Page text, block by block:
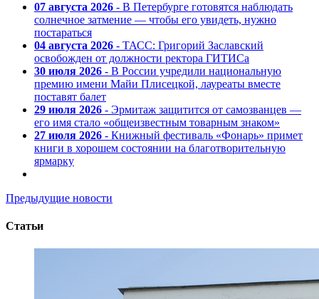
07 августа 2026 - В Петербурге готовятся наблюдать
солнечное затмение — чтобы его увидеть, нужно
постараться
04 августа 2026 - ТАСС: Григорий Заславский
освобожден от должности ректора ГИТИСа
30 июля 2026 - В России учредили национальную
премию имени Майи Плисецкой, лауреаты вместе
поставят балет
29 июля 2026 - Эрмитаж защитится от самозванцев —
его имя стало «общеизвестным товарным знаком»
27 июля 2026 - Книжный фестиваль «Фонарь» примет
книги в хорошем состоянии на благотворительную
ярмарку
Предыдущие новости
Статьи